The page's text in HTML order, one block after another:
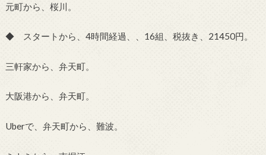
元町から、桜川。
◆ スタートから、4時間経過、、16組、税抜き、21450円。
三軒家から、弁天町。
大阪港から、弁天町。
Uberで、弁天町から、難波。